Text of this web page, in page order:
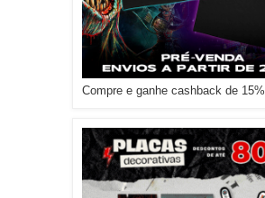
Compre e ganhe cashback de 15%